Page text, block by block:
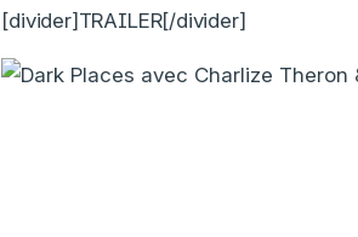
[divider]TRAILER[/divider]